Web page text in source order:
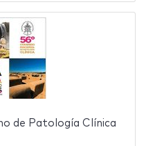
de Patología Clínica